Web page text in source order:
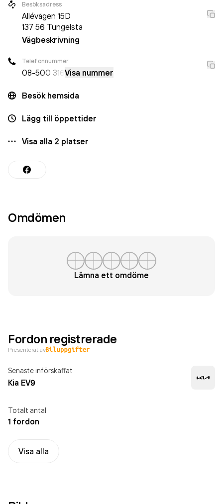
Besöksadress
Allévägen 15D
137 56 Tungelsta
Vägbeskrivning
Telefonnummer
08-500 316 Visa nummer
Besök hemsida
Lägg till öppettider
Visa alla 2 platser
Omdömen
Lämna ett omdöme
Fordon registrerade
Presenterat av
Senaste införskaffat
Kia EV9
Totalt antal
1 fordon
Visa alla